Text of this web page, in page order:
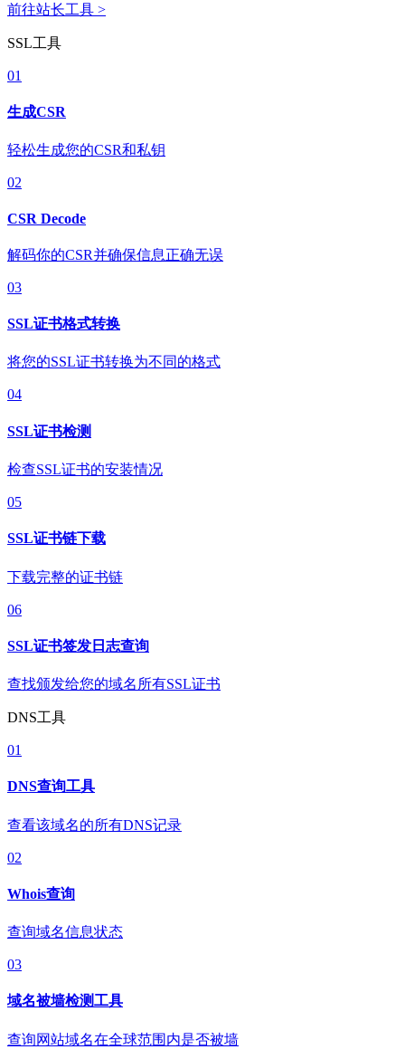
前往站长工具 >
SSL工具
01
生成CSR
轻松生成您的CSR和私钥
02
CSR Decode
解码你的CSR并确保信息正确无误
03
SSL证书格式转换
将您的SSL证书转换为不同的格式
04
SSL证书检测
检查SSL证书的安装情况
05
SSL证书链下载
下载完整的证书链
06
SSL证书签发日志查询
查找颁发给您的域名所有SSL证书
DNS工具
01
DNS查询工具
查看该域名的所有DNS记录
02
Whois查询
查询域名信息状态
03
域名被墙检测工具
查询网站域名在全球范围内是否被墙